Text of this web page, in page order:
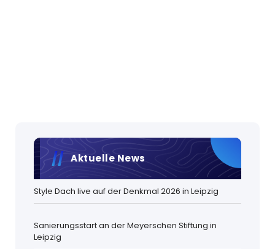
Aktuelle News
Style Dach live auf der Denkmal 2026 in Leipzig
Sanierungsstart an der Meyerschen Stiftung in
Leipzig